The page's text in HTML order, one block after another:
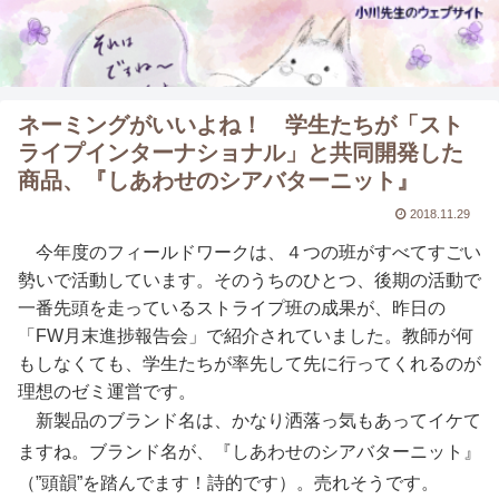
ネーミングがいいよね！ 学生たちが「スト
ライプインターナショナル」と共同開発した
商品、『しあわせのシアバターニット』
2018.11.29
今年度のフィールドワークは、４つの班がすべてすごい
勢いで活動しています。そのうちのひとつ、後期の活動で
一番先頭を走っているストライプ班の成果が、昨日の
「FW月末進捗報告会」で紹介されていました。教師が何
もしなくても、学生たちが率先して先に行ってくれるのが
理想のゼミ運営です。
新製品のブランド名は、かなり洒落っ気もあってイケて
ますね。ブランド名が、『しあわせのシアバターニット』
（”頭韻”を踏んでます！詩的です）。売れそうです。